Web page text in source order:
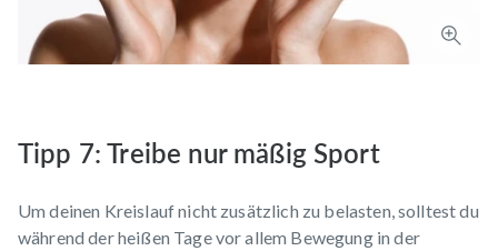
Tipp 7: Treibe nur mäßig Sport
Um deinen Kreislauf nicht zusätzlich zu belasten, solltest du
während der heißen Tage vor allem Bewegung in der